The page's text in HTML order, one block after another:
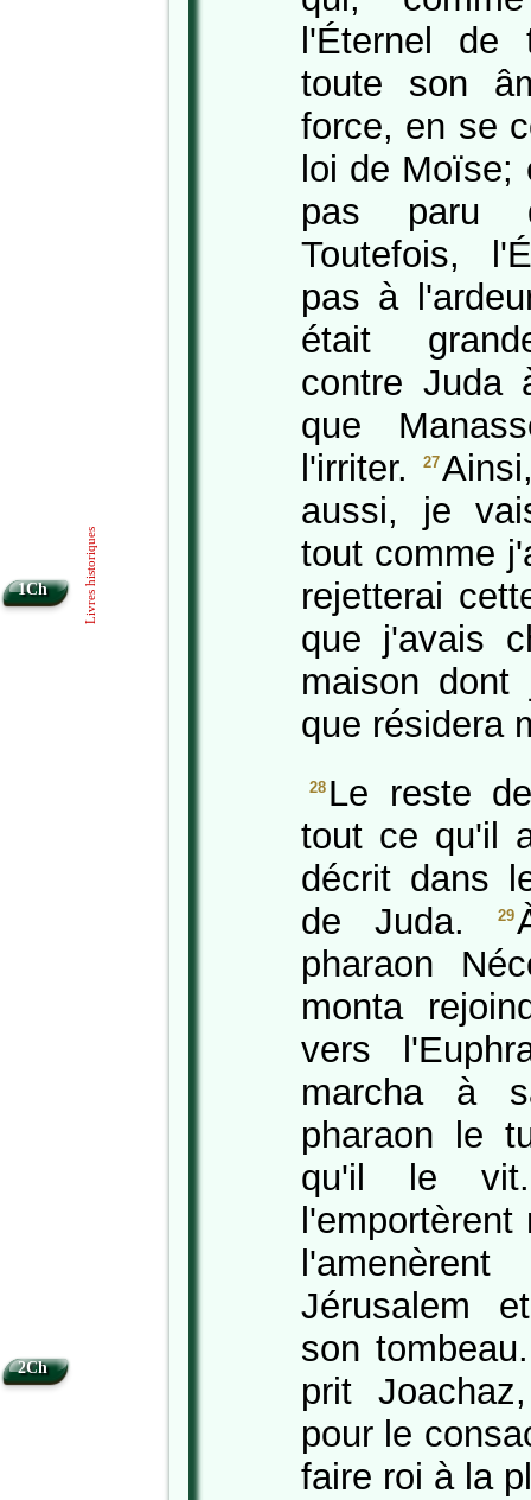
l'Éternel
toute son
force, en se
loi de
pas paru
Toutefois,
pas à
était
contre Juda
que
l'irriter.
27
aussi, je
tout comme
rejetterai
que j'avais
maison dont
que résidera
28 Le reste
tout ce qu'il
décrit dans
de Juda.
29
pharaon
monta
vers
marcha à
pharaon le
qu'il le
Jérusalem
son
prit
pour le
faire roi à la
1Ch
2Ch
Livres historiques